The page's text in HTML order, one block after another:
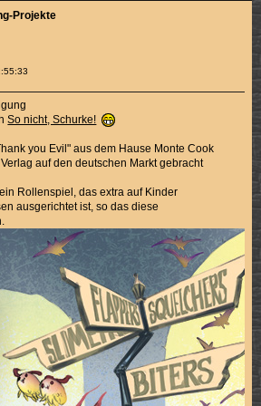
Projekte
So nicht, Schurke!
you Evil" aus dem Hause Monte Cook
auf den deutschen Markt gebracht
Rollenspiel, das extra auf Kinder
ausgerichtet ist, so das diese